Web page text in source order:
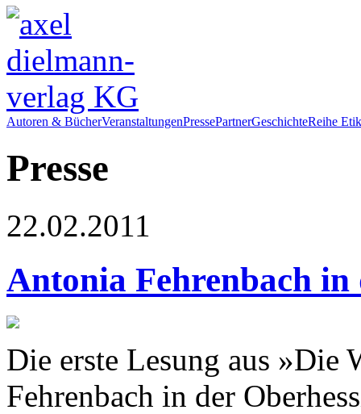
Autoren & BücherVeranstaltungenPressePartnerGeschichteReihe
Presse
22.02.2011
Antonia Fehrenbach in
Die erste Lesung aus »Die
Fehrenbach in der